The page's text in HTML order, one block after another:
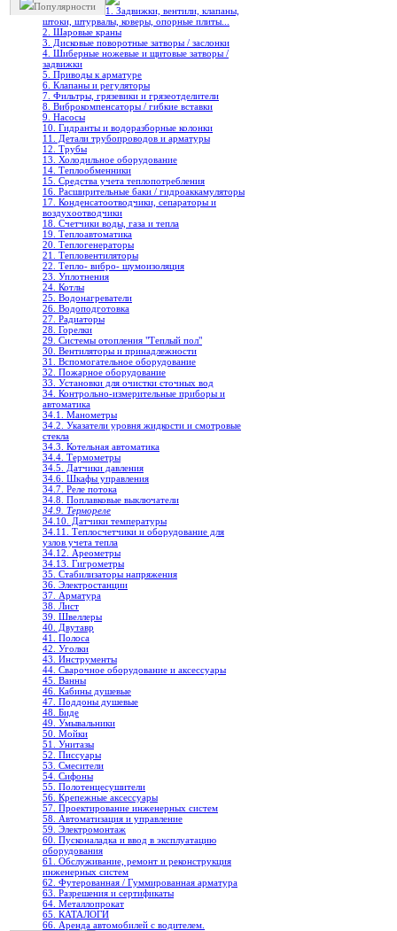
Популярности
1. Задвижки, вентили, клапаны,
штоки, штурвалы, коверы, опорные плиты...
2. Шаровые краны
3. Дисковые поворотные затворы / заслонки
4. Шиберные ножевые и щитовые затворы /
задвижки
5. Приводы к арматуре
6. Клапаны и регуляторы
7. Фильтры, грязевики и грязеотделители
8. Виброкомпенсаторы / гибкие вставки
9. Насосы
10. Гидранты и водоразборные колонки
11. Детали трубопроводов и арматуры
12. Трубы
13. Холодильное oборудование
14. Теплообменники
15. Средства учета теплопотребления
16. Расширительные баки / гидроаккамуляторы
17. Конденсатоотводчики, сепараторы и
воздухоотводчики
18. Счетчики воды, газа и тепла
19. Теплоавтоматика
20. Теплогенераторы
21. Тепловентиляторы
22. Тепло- вибро- шумоизоляция
23. Уплотнения
24. Котлы
25. Водонагреватели
26. Водоподготовка
27. Радиаторы
28. Горелки
29. Системы отопления "Теплый пол"
30. Вентиляторы и принадлежности
31. Вспомогательное оборудование
32. Пожарное оборудование
33. Установки для очистки сточных вод
34. Контрольно-измерительные приборы и
автоматика
34.1. Манометры
34.2. Указатели уровня жидкости и смотровые
стекла
34.3. Котельная автоматика
34.4. Термометры
34.5. Датчики давления
34.6. Шкафы управления
34.7. Реле потока
34.8. Поплавковые выключатели
34.9. Термореле
34.10. Датчики температуры
34.11. Теплосчетчики и оборудование для
узлов учета тепла
34.12. Ареометры
34.13. Гигрометры
35. Стабилизаторы напряжения
36. Электростанции
37. Арматура
38. Лист
39. Швеллеры
40. Двутавр
41. Полоса
42. Уголки
43. Инструменты
44. Сварочное оборудование и аксессуары
45. Ванны
46. Кабины душевые
47. Поддоны душевые
48. Биде
49. Умывальники
50. Мойки
51. Унитазы
52. Писсуары
53. Смесители
54. Сифоны
55. Полотенцесушители
56. Крепежные аксессуары
57. Проектирование инженерных систем
58. Автоматизация и управление
59. Электромонтаж
60. Пусконаладка и ввод в эксплуатацию
оборудования
61. Обслуживание, ремонт и реконструкция
инженерных систем
62. Футерованная / Гуммированная арматура
63. Разрешения и сертификаты
64. Металлопрокат
65. КАТАЛОГИ
66. Аренда автомобилей с водителем.